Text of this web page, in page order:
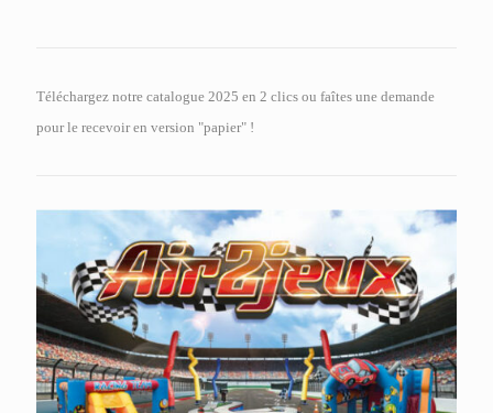
Téléchargez notre catalogue 2025 en 2 clics ou faîtes une demande
pour le recevoir en version "papier" !